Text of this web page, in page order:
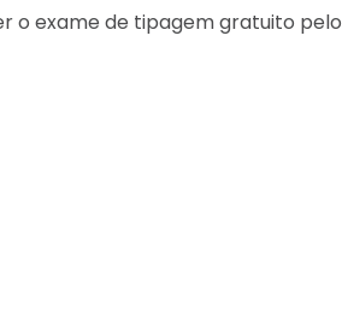
o exame de tipagem gratuito pelo